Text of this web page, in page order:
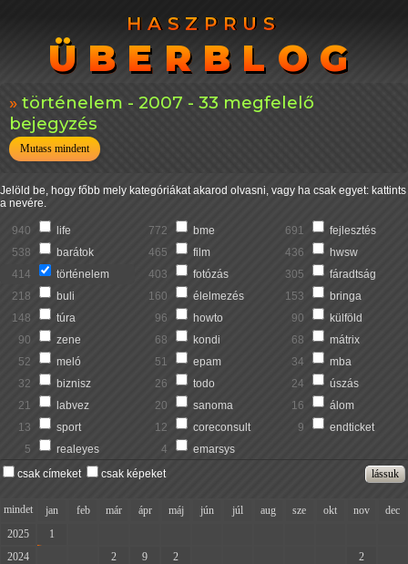
HASZPRUS
ÜBERBLOG
HASZPRUS
ÜBERBLOG
történelem - 2007 - 33 megfelelő
bejegyzés
Mutass mindent
Jelöld be, hogy főbb mely kategóriákat akarod olvasni, vagy ha csak egyet: kattints
a nevére.
940 life 772 bme 691
fejlesztés
538
barátok 465 film 436
hwsw
414
történelem 403 fotózás 305
fáradtság
218
buli 160 élelmezés 153
bringa
148
túra 96 howto 90
külföld
90
zene 68 kondi 68
mátrix
52
meló 51 epam 34
mba
32
biznisz 26 todo 24
úszás
21
labvez 20 sanoma 16
álom
13
sport 12 coreconsult 9
endticket
5
realeyes 4
emarsys
csak címeket
csak képeket
mindet jan feb már ápr máj jún júl aug sze okt nov
dec
2025
1
2024
2 9 2 2